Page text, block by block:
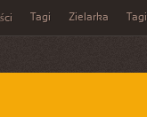
Tagi Zielarka Tagi